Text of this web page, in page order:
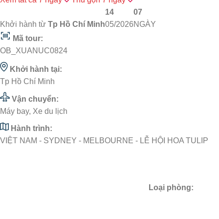
Khởi hành từ Tp Hồ Chí Minh
14
05/2026
07
NGÀY
Mã tour:
OB_XUANUC0824
Khởi hành tại:
Tp Hồ Chí Minh
Vận chuyển:
Máy bay, Xe du lịch
Hành trình:
VIỆT NAM - SYDNEY - MELBOURNE - LỄ HỘI HOA TULIP
Loại phòng: